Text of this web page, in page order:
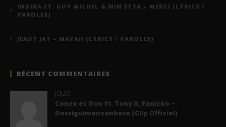
INDIRA FT. GUY MICHEL & MIN ETTA – MERCI (LYRICS /
PAROLES)
JEADY JAY – MAYAH (LYRICS / PAROLES)
RÉCENT COMMENTAIRES
JULES
Conex et Don ft. Tony X, Fanicko –
Dessiguimanzanbera (Clip Officiel)